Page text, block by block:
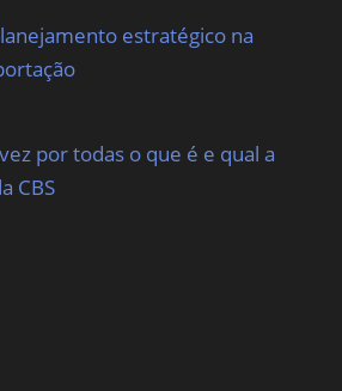
estratégico na
por todas o que é e qual a
CBS